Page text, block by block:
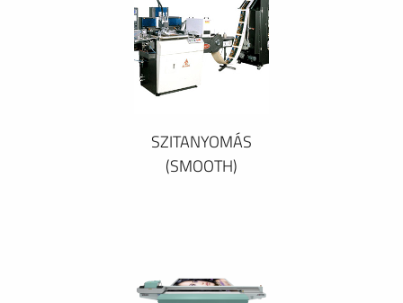
SZITANYOMÁS
(SMOOTH)